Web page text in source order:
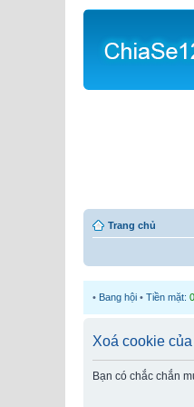
Trang chủ
• Bang hội • Tiền mặt: 0
Xoá cookie
Bạn có chắc chắn